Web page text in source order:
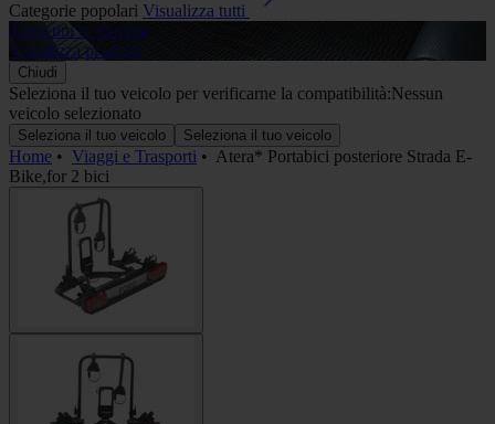
Categorie popolari Visualizza tutti
Tappetini in gomma
Visualizza prodotti
Chiudi
Seleziona il tuo veicolo per verificarne la compatibilità:Nessun
veicolo selezionato
Seleziona il tuo veicolo Seleziona il tuo veicolo
Home • Viaggi e Trasporti • Atera* Portabici posteriore Strada E-
Bike,for 2 bici